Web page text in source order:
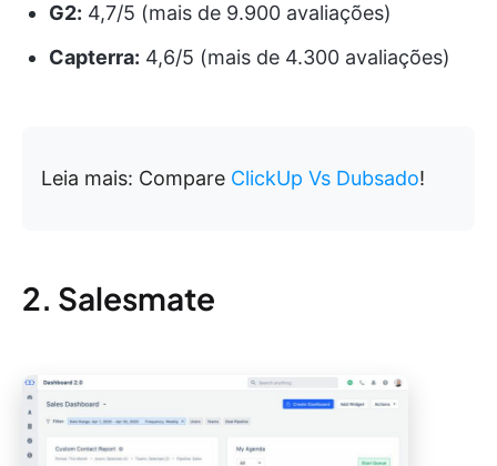
G2: 4,7/5 (mais de 9.900 avaliações)
Capterra: 4,6/5 (mais de 4.300 avaliações)
Leia mais: Compare ClickUp Vs Dubsado!
2. Salesmate